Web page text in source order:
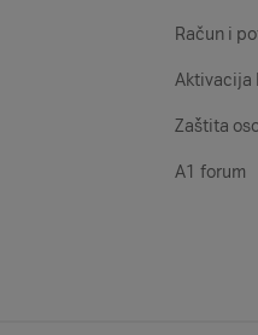
Račun i
Aktivacija
Zaštita
A1 forum